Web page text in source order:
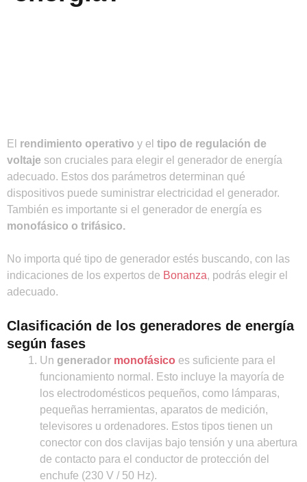
El rendimiento operativo y el tipo de regulación de
voltaje son cruciales para elegir el generador de energía
adecuado. Estos dos parámetros determinan qué
dispositivos puede suministrar electricidad el generador.
También es importante si el generador de energía es
monofásico o trifásico.
No importa qué tipo de generador estés buscando, con las
indicaciones de los expertos de Bonanza, podrás elegir el
adecuado.
Clasificación de los generadores de energía
según fases
Un generador monofásico es suficiente para el
funcionamiento normal. Esto incluye la mayoría de
los electrodomésticos pequeños, como lámparas,
pequeñas herramientas, aparatos de medición,
televisores u ordenadores. Estos tipos tienen un
conector con dos clavijas bajo tensión y una abertura
de contacto para el conductor de protección del
enchufe (230 V / 50 Hz).